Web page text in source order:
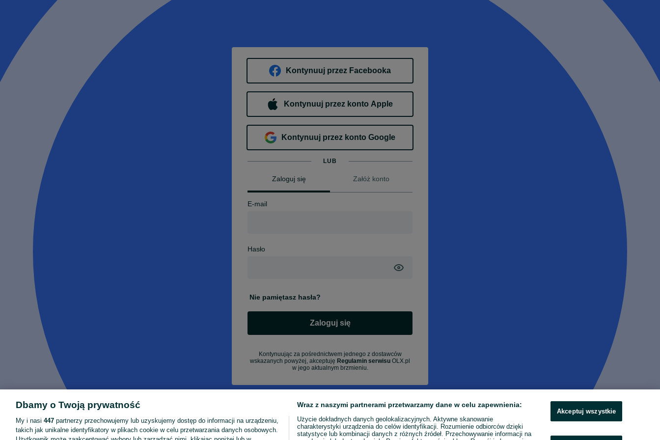
Kontynuuj przez Facebooka
Kontynuuj przez konto Apple
Kontynuuj przez konto Google
LUB
Zaloguj się Załóż konto
E-mail
Hasło
Nie pamiętasz hasła?
Zaloguj się
Kontynuując za pośrednictwem jednego z dostawców
wskazanych powyżej, akceptuję Regulamin serwisu OLX.pl
w jego aktualnym brzmieniu.
Dbamy o Twoją prywatność
My i nasi 447 partnerzy przechowujemy lub uzyskujemy dostęp do informacji na urządzeniu,
takich jak unikalne identyfikatory w plikach cookie w celu przetwarzania danych osobowych.
Wraz z naszymi partnerami przetwarzamy dane w celu zapewnienia:
Użycie dokładnych danych geolokalizacyjnych. Aktywne skanowanie
charakterystyki urządzenia do celów identyfikacji. Rozumienie odbiorców dzięki
statystyce lub kombinacji danych z różnych źródeł. Przechowywanie informacji na
Akceptuj wszystkie